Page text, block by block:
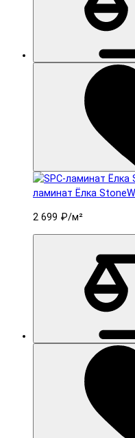
ламинат Ëлка
2 699 ₽/м²